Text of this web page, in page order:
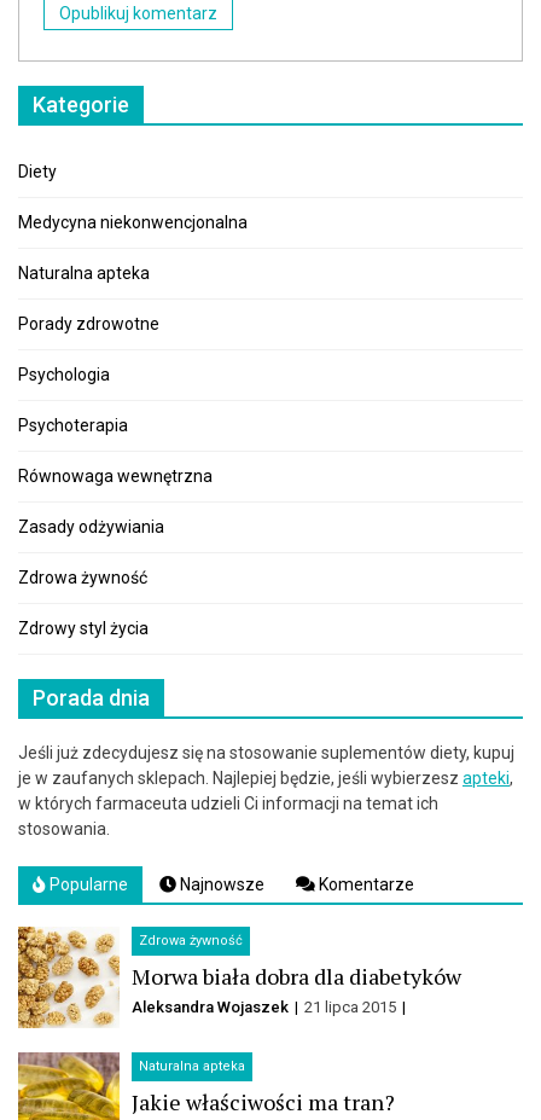
Kategorie
Diety
Medycyna niekonwencjonalna
Naturalna apteka
Porady zdrowotne
Psychologia
Psychoterapia
Równowaga wewnętrzna
Zasady odżywiania
Zdrowa żywność
Zdrowy styl życia
Porada dnia
Jeśli już zdecydujesz się na stosowanie suplementów diety, kupuj
je w zaufanych sklepach. Najlepiej będzie, jeśli wybierzesz apteki,
w których farmaceuta udzieli Ci informacji na temat ich
stosowania.
Popularne Najnowsze Komentarze
Zdrowa żywność
Morwa biała dobra dla diabetyków
Aleksandra Wojaszek 21 lipca 2015
Naturalna apteka
Jakie właściwości ma tran?